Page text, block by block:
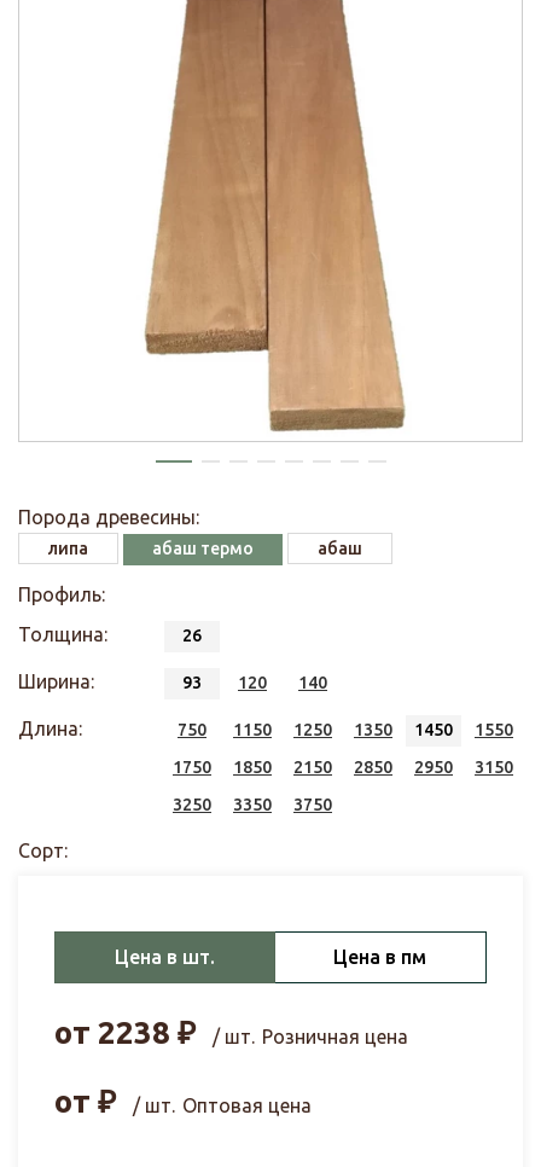
Порода древесины:
липа абаш термо абаш
Профиль:
Толщина:
26
Ширина: 93 120 140
Длина: 750 1150 1250 1350 1450
1550
1750
1850 2150 2850 2950
3150
3250
3350 3750
Сорт:
Цена в шт. Цена в пм
от 2238 ₽ / шт. Розничная цена
от ₽ / шт. Оптовая цена